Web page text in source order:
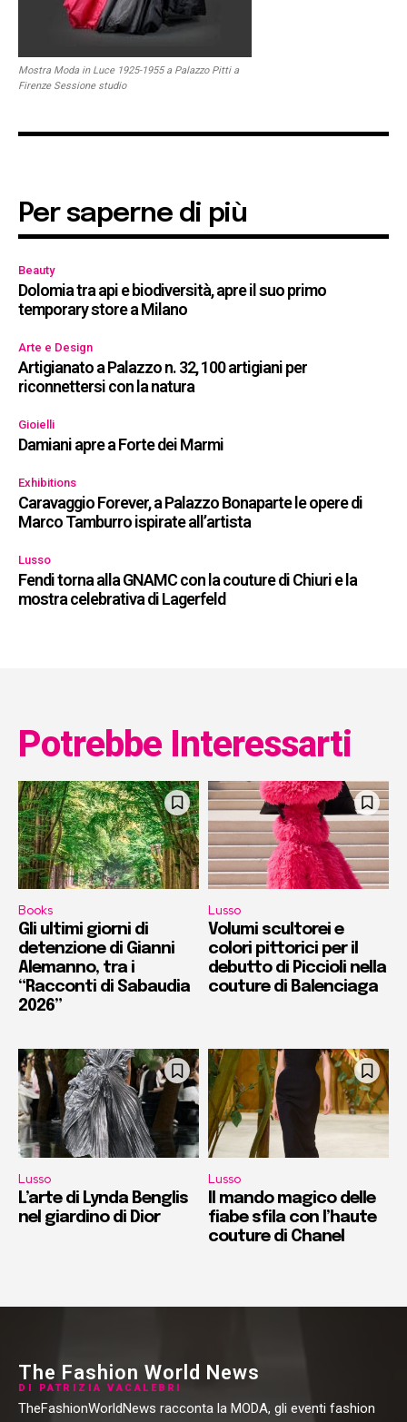
Mostra Moda in Luce 1925-1955 a Palazzo Pitti a
Firenze Sessione studio
Per saperne di più
Beauty
Dolomia tra api e biodiversità, apre il suo primo
temporary store a Milano
Arte e Design
Artigianato a Palazzo n. 32, 100 artigiani per
riconnettersi con la natura
Gioielli
Damiani apre a Forte dei Marmi
Exhibitions
Caravaggio Forever, a Palazzo Bonaparte le opere di
Marco Tamburro ispirate all’artista
Lusso
Fendi torna alla GNAMC con la couture di Chiuri e la
mostra celebrativa di Lagerfeld
Potrebbe Interessarti
Books
Gli ultimi giorni di
detenzione di Gianni
Alemanno, tra i
“Racconti di Sabaudia
2026”
Lusso
Volumi scultorei e
colori pittorici per il
debutto di Piccioli nella
couture di Balenciaga
Lusso
L’arte di Lynda Benglis
nel giardino di Dior
Lusso
Il mando magico delle
fiabe sfila con l’haute
couture di Chanel
The Fashion World News
DI PATRIZIA VACALEBRI
TheFashionWorldNews racconta la MODA, gli eventi fashion